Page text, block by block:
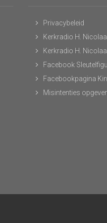
Privacybeleid
Kerkradio H.
Kerkradio H.
Facebook
Facebookpagina
Misintenties